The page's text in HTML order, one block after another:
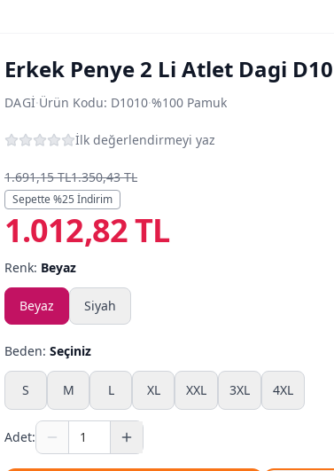
Erkek Penye 2 Li Atlet Dagi
DAGI·Ürün Kodu: D1010·%100 Pamuk
İlk değerlendirmeyi yaz
1.691,15 TL1.350,43 TL
Sepette %25 İndirim
1.012,82 TL
Renk: Beyaz
Beyaz Siyah
Beden: Seçiniz
S M L XL XXL 3XL 4XL
Adet: